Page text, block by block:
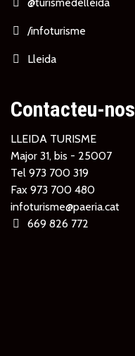
/infoturisme
Lleida
Contacteu-nos
LLEIDA TURISME
Major 31, bis - 25007
Tel 973 700 319
Fax 973 700 480
infoturisme@paeria.cat
669 826 772